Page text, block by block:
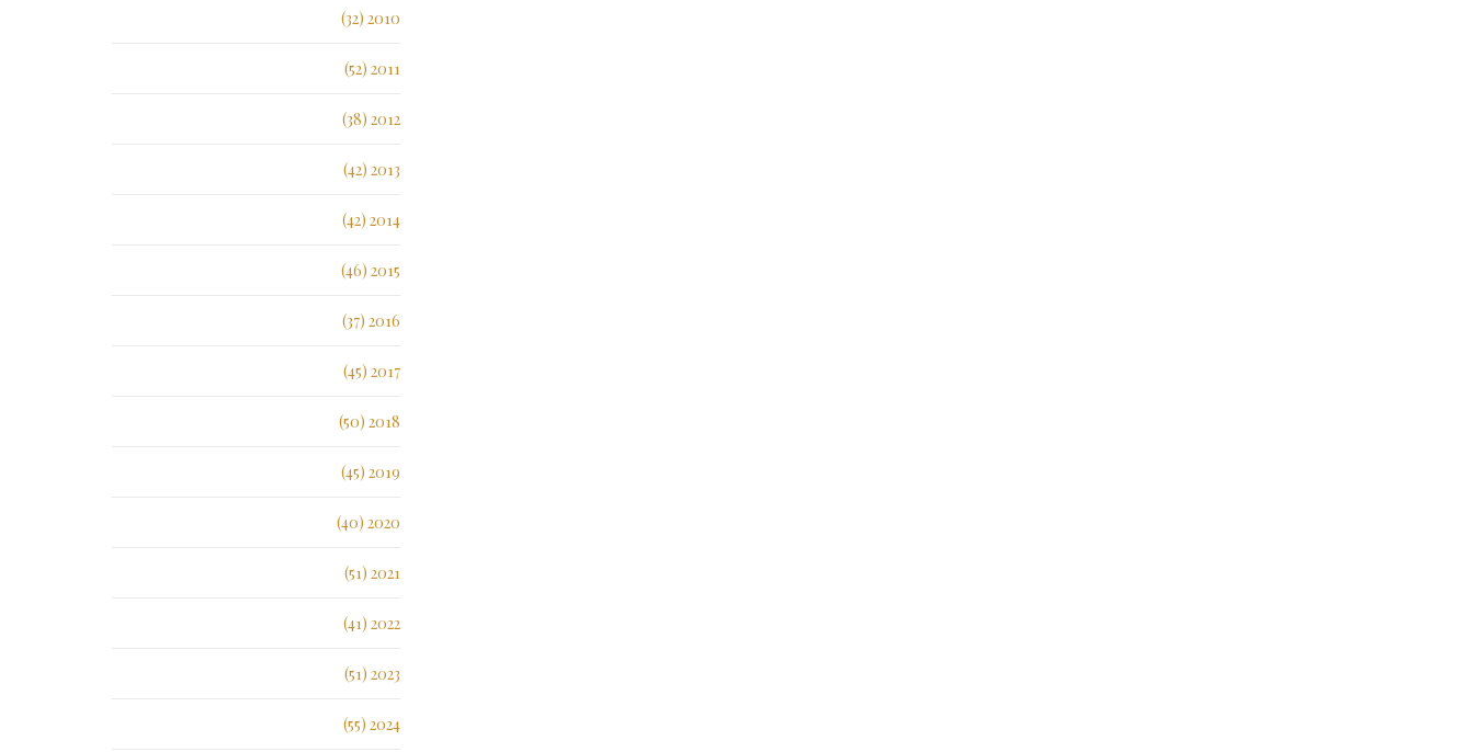
2010 (32)
2011 (52)
2012 (38)
2013 (42)
2014 (42)
2015 (46)
2016 (37)
2017 (45)
2018 (50)
2019 (45)
2020 (40)
2021 (51)
2022 (41)
2023 (51)
2024 (55)